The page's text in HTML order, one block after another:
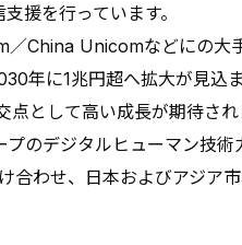
援を行っています。
China Unicomなどにの大
年に1兆円超へ拡大が見
として高い成長が期待され
のデジタルヒューマン技
合わせ、日本およびアジア